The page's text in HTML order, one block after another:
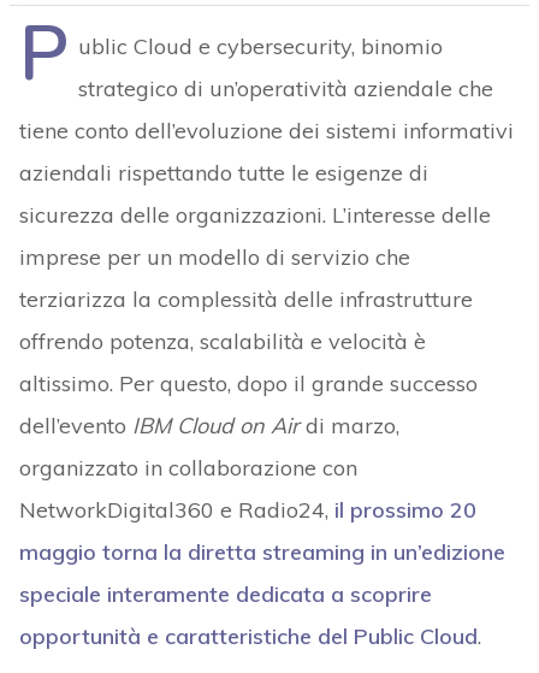
P ublic Cloud e cybersecurity, binomio
strategico di un’operatività aziendale che
tiene conto dell’evoluzione dei sistemi informativi
aziendali rispettando tutte le esigenze di
sicurezza delle organizzazioni. L’interesse delle
imprese per un modello di servizio che
terziarizza la complessità delle infrastrutture
offrendo potenza, scalabilità e velocità è
altissimo. Per questo, dopo il grande successo
dell’evento IBM Cloud on Airdi marzo,
organizzato in collaborazione con
NetworkDigital360 e Radio24, il prossimo 20
maggio torna la diretta streaming in un’edizione
speciale interamente dedicata a scoprire
opportunità e caratteristiche del Public Cloud.